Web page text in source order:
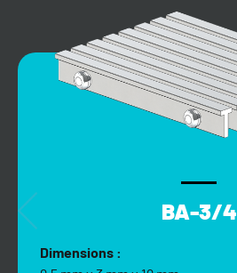
BA-3/4
Dimensions :